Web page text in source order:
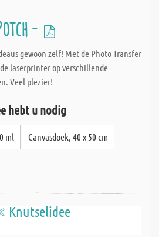
-
gewoon zelf! Met de Photo Transfer
laserprinter op verschillende
Veel plezier!
hebt u nodig
ml Canvasdoek, 40 x 50 cm
Knutselidee